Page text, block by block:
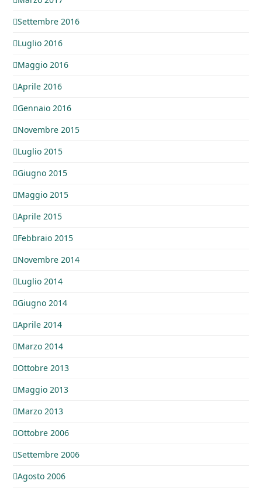
Settembre 2016
Luglio 2016
Maggio 2016
Aprile 2016
Gennaio 2016
Novembre 2015
Luglio 2015
Giugno 2015
Maggio 2015
Aprile 2015
Febbraio 2015
Novembre 2014
Luglio 2014
Giugno 2014
Aprile 2014
Marzo 2014
Ottobre 2013
Maggio 2013
Marzo 2013
Ottobre 2006
Settembre 2006
Agosto 2006